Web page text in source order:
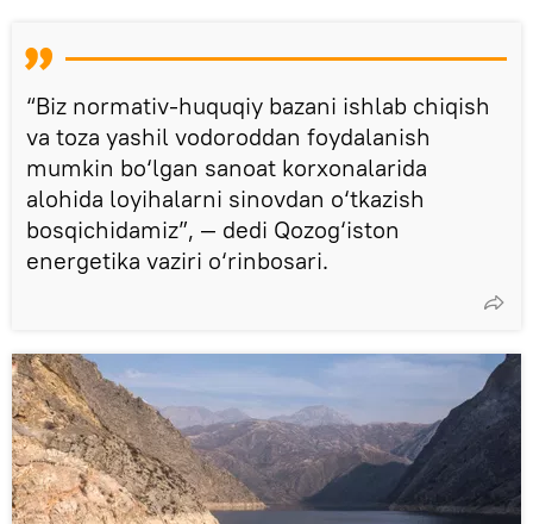
“Biz normativ-huquqiy bazani ishlab chiqish
va toza yashil vodoroddan foydalanish
mumkin bo‘lgan sanoat korxonalarida
alohida loyihalarni sinovdan o‘tkazish
bosqichidamiz”, — dedi Qozog‘iston
energetika vaziri o‘rinbosari.